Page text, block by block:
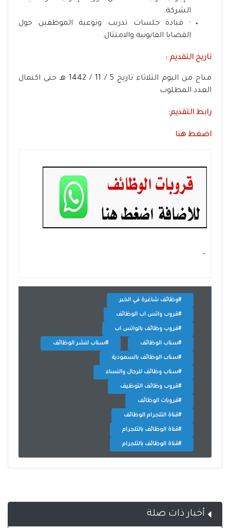
الشركة.
· قيادة جلسات تدريب وتوعية الموظفين حول
القضايا القانونية والامتثال.
تاريخ التقديم :
متاح من اليوم الثلاثاء تاريخ 5 / 11 / 1442 هـ حتى اكتمال
العدد المطلوب
رابط التقديم:
اضغط هنا
- ‏
#وظائف شاغرة في الخبر
#قروب واتس اب الوظائف
#قروب وظائف بالواتس اب
#سناب الوظائف #سناب لنشر الوظائف
#سناب الوظائف بالسعودية
#سناب وظائف للرجال والنساء
#قروب وظائف التوظيف
#قروبات الوظائف
#قناة التلجرام الوظائف
#قناة الوظائف بالتلجرام
#قناة الوظائف بالتلجرام
أخبار ذات صلة